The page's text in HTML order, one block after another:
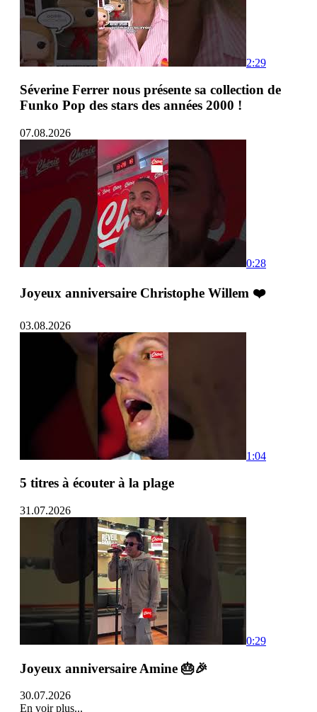
2:29
Séverine Ferrer nous présente sa collection de
Funko Pop des stars des années 2000 !
07.08.2026
0:28
Joyeux anniversaire Christophe Willem ❤️
03.08.2026
1:04
5 titres à écouter à la plage
31.07.2026
0:29
Joyeux anniversaire Amine 🎂🎉
30.07.2026
En voir plus...